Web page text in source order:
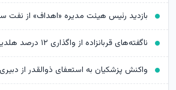
ناگفته‌های قربانزاده از واگذاری ۱۲ درصد هلدینگ خلیج فارس